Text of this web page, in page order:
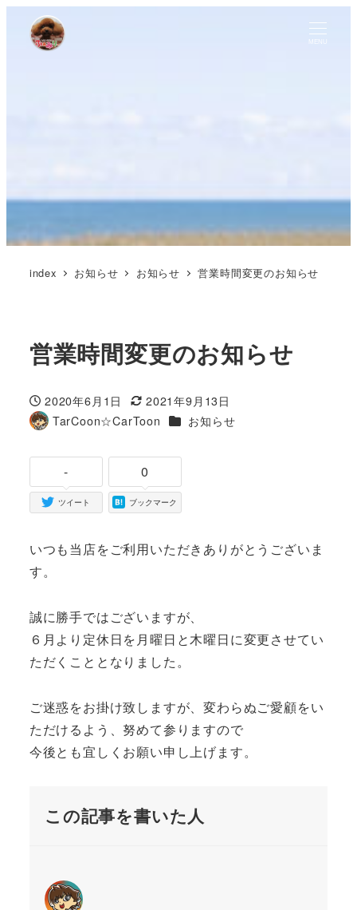
MENU
index お知らせ お知らせ 営業時間変更のお知らせ
営業時間変更のお知らせ
投稿日
2020年6月1日
更新日
2021年9月13日
著
TarCoon☆CarToon カテゴリー
お知らせ
-
ツイート
0
ブックマーク
いつも当店をご利用いただきありがとうございま
す。
誠に勝手ではございますが、
６月より定休日を月曜日と木曜日に変更させてい
ただくこととなりました。
ご迷惑をお掛け致しますが、変わらぬご愛顧をい
ただけるよう、努めて参りますので
今後とも宜しくお願い申し上げます。
この記事を書いた人